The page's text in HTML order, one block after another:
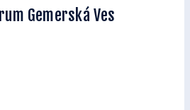
Gemerská Ves